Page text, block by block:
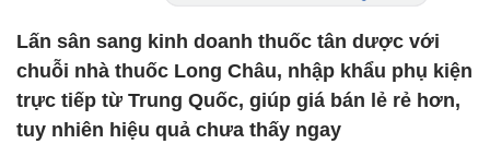
Lấn sân sang kinh doanh thuốc tân dược với
chuỗi nhà thuốc Long Châu, nhập khẩu phụ kiện
trực tiếp từ Trung Quốc, giúp giá bán lẻ rẻ hơn,
tuy nhiên hiệu quả chưa thấy ngay